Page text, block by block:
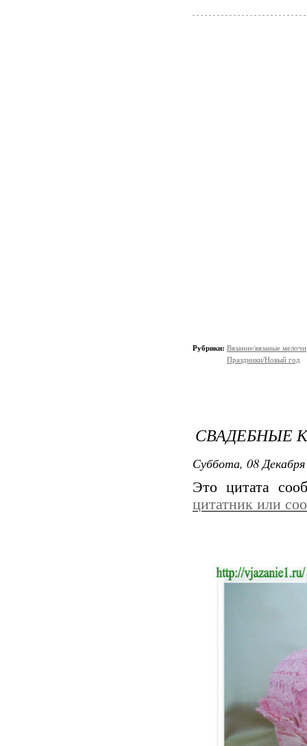
Рубрики: Вязание/вязаные мелочи
Праздники/Новый год
СВАДЕБНЫЕ
Суббота, 08
Это цитата
цитатник или